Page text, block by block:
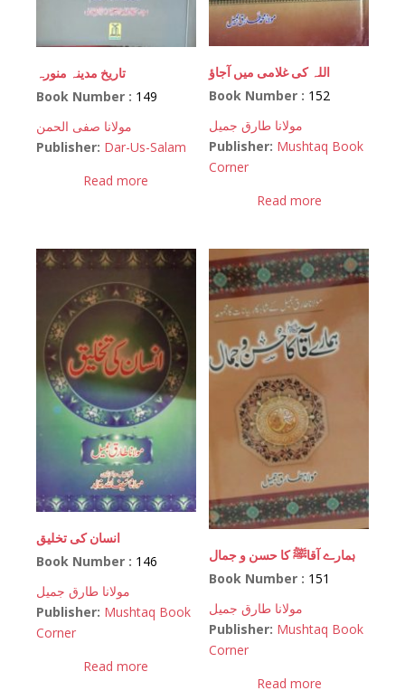
تاریخ مدینہ منورہ
Book Number : 149
مولانا صفی الحمن
Publisher: Dar-Us-Salam
Read more
اللہ کی غلامی میں آجاؤ
Book Number : 152
مولانا طارق جمیل
Publisher: Mushtaq Book
Corner
Read more
انسان کی تخلیق
Book Number : 146
مولانا طارق جمیل
Publisher: Mushtaq Book
Corner
Read more
ہمارے آقاﷺ کا حسن و جمال
Book Number : 151
مولانا طارق جمیل
Publisher: Mushtaq Book
Corner
Read more